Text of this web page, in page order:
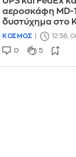
αεροσκάφη MD-
δυστύχημα στο
ΚΟΣΜΟΣ 12:36,
0 5